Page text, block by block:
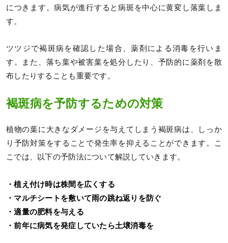
につきます。病気が進行すると病斑を中心に黄変し落葉しま
す。
ツツジで褐斑病を確認した場合、薬剤による消毒を行いま
す。また、落ち葉や被害葉を処分したり、予防的に薬剤を散
布したりすることも重要です。
褐斑病を予防するための対策
植物の葉に大きなダメージを与えてしまう褐斑病は、しっか
り予防対策をすることで発生率を抑えることができます。こ
こでは、以下の予防法について解説していきます。
・植え付け時は株間を広くする
・マルチシートを敷いて雨の跳ね返りを防ぐ
・適量の肥料を与える
・前年に病気を発症していたら土壌消毒を